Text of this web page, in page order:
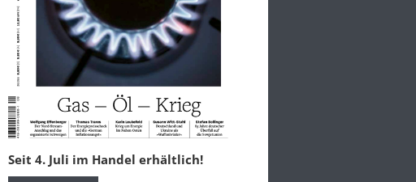
Seit 4. Juli im Handel erhältlich!